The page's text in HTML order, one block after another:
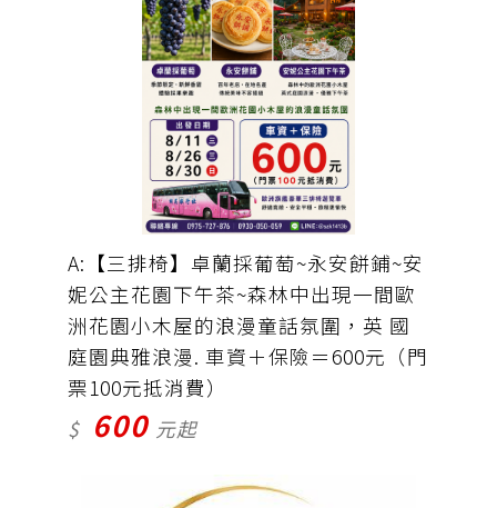
A:【三排椅】卓蘭採葡萄~永安餅鋪~安
妮公主花園下午茶~森林中出現一間歐
洲花園小木屋的浪漫童話氛圍，英 國
庭園典雅浪漫. 車資＋保險＝600元（門
票100元抵消費）
$ 600 元起